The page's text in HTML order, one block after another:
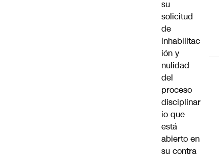
su
solicitud
de
inhabilitac
ión y
nulidad
del
proceso
disciplinar
io que
está
abierto en
su contra